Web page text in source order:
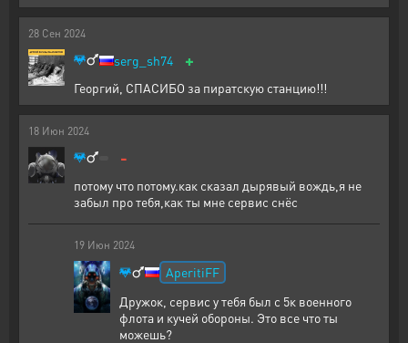
28 Сен 2024
serg_sh74 +
Георгий, СПАСИБО за пиратскую станцию!!!
18 Июн 2024
-
потому что потому.как сказал дырявый вождь,я не
забыл про тебя,как ты мне сервис снёс
19 Июн 2024
AperitiFF
Дружок, сервис у тебя был с 5к военного
флота и кучей обороны. Это все что ты
можешь?